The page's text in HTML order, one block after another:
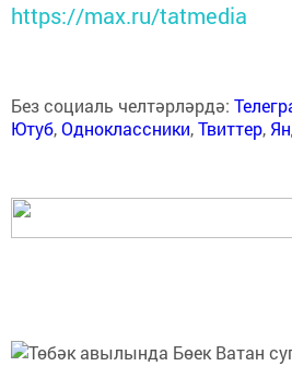
https://max.ru/tatmedia
Без социаль челтәрләрдә:
Ютуб,Одноклассники,Твиттер,